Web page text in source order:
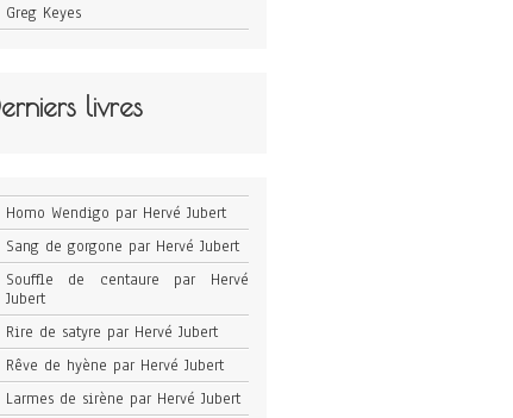
Greg Keyes
livres
Homo Wendigo par Hervé Jubert
Sang de gorgone par Hervé Jubert
Souffle de centaure par Hervé
Jubert
Rire de satyre par Hervé Jubert
Rêve de hyène par Hervé Jubert
Larmes de sirène par Hervé Jubert